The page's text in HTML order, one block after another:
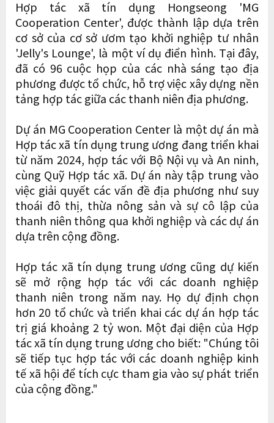
Hợp tác xã tín dụng Hongseong 'MG
Cooperation Center', được thành lập dựa trên
cơ sở của cơ sở ươm tạo khởi nghiệp tư nhân
'Jelly's Lounge', là một ví dụ điển hình. Tại đây,
đã có 96 cuộc họp của các nhà sáng tạo địa
phương được tổ chức, hỗ trợ việc xây dựng nền
tảng hợp tác giữa các thanh niên địa phương.
Dự án MG Cooperation Center là một dự án mà
Hợp tác xã tín dụng trung ương đang triển khai
từ năm 2024, hợp tác với Bộ Nội vụ và An ninh,
cùng Quỹ Hợp tác xã. Dự án này tập trung vào
việc giải quyết các vấn đề địa phương như suy
thoái đô thị, thừa nông sản và sự cô lập của
thanh niên thông qua khởi nghiệp và các dự án
dựa trên cộng đồng.
Hợp tác xã tín dụng trung ương cũng dự kiến
sẽ mở rộng hợp tác với các doanh nghiệp
thanh niên trong năm nay. Họ dự định chọn
hơn 20 tổ chức và triển khai các dự án hợp tác
trị giá khoảng 2 tỷ won. Một đại diện của Hợp
tác xã tín dụng trung ương cho biết: "Chúng tôi
sẽ tiếp tục hợp tác với các doanh nghiệp kinh
tế xã hội để tích cực tham gia vào sự phát triển
của cộng đồng."